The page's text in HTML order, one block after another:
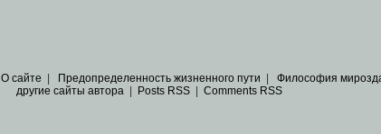
О сайте Предопределенность жизненного пути Философия
другие сайты автора
Posts RSS Comments RSS